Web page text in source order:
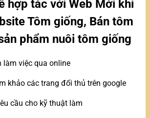
hợp tác với Web Mới khi
Tôm giống, Bán tôm
phẩm nuôi tôm giống
làm việc qua online
khảo các trang đối thủ trên google
cầu cho kỹ thuật làm